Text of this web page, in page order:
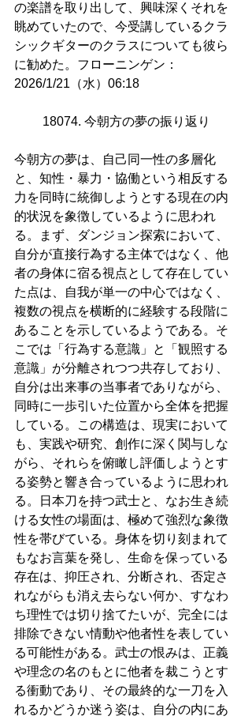
の楽譜を取り出して、興味深くそれを
眺めていたので、今受講しているクラ
シックギターのクラスについても彼ら
に勧めた。フローニンゲン：
2026/1/21（水）06:18
18074. 今朝方の夢の振り返り
今朝方の夢は、自己同一性の多層化
と、知性・暴力・協働という相反する
力を同時に統御しようとする現在の内
的状況を象徴しているように思われ
る。まず、ダンジョン探索において、
自分が直接行為する主体ではなく、他
者の身体に宿る視点として存在してい
た点は、自我が単一の中心ではなく、
複数の視点を横断的に経験する段階に
あることを示しているようである。そ
こでは「行為する意識」と「観照する
意識」が分離されつつ共存しており、
自分は出来事の当事者でありながら、
同時に一歩引いた位置から全体を把握
している。この構造は、現実において
も、実践や研究、創作に深く関与しな
がら、それらを俯瞰し評価しようとす
る姿勢と響き合っているように思われ
る。日本刀を持つ武士と、なお生き続
ける女性の場面は、極めて強烈な象徴
性を帯びている。身体を切り刻まれて
もなお言葉を発し、生命を保っている
存在は、抑圧され、分断され、否定さ
れながらも消え去らない何か、すなわ
ち理性では切り捨てたいが、完全には
排除できない情動や他者性を表してい
る可能性がある。武士の恨みは、正義
や理念の名のもとに他者を裁こうとす
る衝動であり、その最終的な一刀を入
れるかどうか迷う姿は、自分の内にあ